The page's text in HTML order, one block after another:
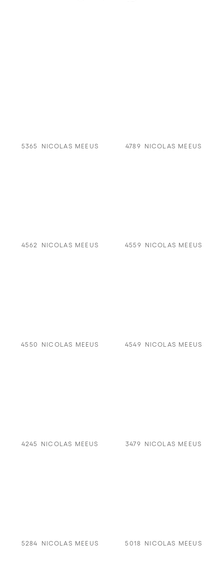
5365 NICOLAS MEEUS 4789 NICOLAS MEEUS
4562 NICOLAS MEEUS 4559 NICOLAS MEEUS
4550 NICOLAS MEEUS 4549 NICOLAS MEEUS
4245 NICOLAS MEEUS 3479 NICOLAS MEEUS
5284 NICOLAS MEEUS 5018 NICOLAS MEEUS